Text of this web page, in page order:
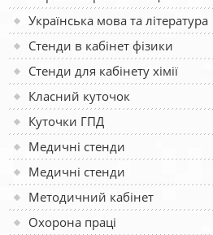
Українська мова та література
Стенди в кабінет фізики
Стенди для кабінету хімії
Класний куточок
Куточки ГПД
Медичні стенди
Медичні стенди
Методичний кабінет
Охорона праці